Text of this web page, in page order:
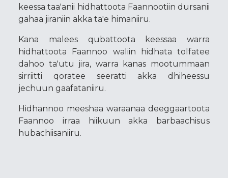
keessa taa'anii hidhattoota Faannootiin dursanii
gahaa jiraniin akka ta'e himaniiru.
Kana malees qubattoota keessaa warra
hidhattoota Faannoo waliin hidhata tolfatee
dahoo ta'utu jira, warra kanas mootummaan
sirriitti qoratee seeratti akka dhiheessu
jechuun gaafataniiru.
Hidhannoo meeshaa waraanaa deeggaartoota
Faannoo irraa hiikuun akka barbaachisus
hubachiisaniiru.